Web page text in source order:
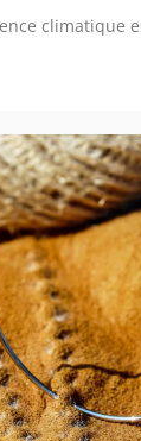
climatique